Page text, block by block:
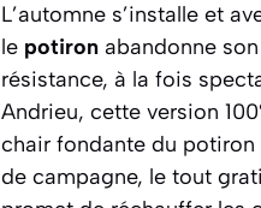
L’automne s’installe et
le potiron abandonne
résistance, à la fois
Andrieu, cette version
chair fondante du potiron
de campagne, le tout